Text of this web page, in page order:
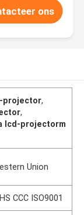
ons
projector,
,
lcd-projectorm
Union
CCC ISO9001